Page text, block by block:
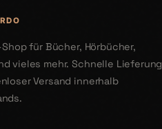
für Bücher, Hörbücher,
vieles mehr. Schnelle Lieferung
Versand innerhalb